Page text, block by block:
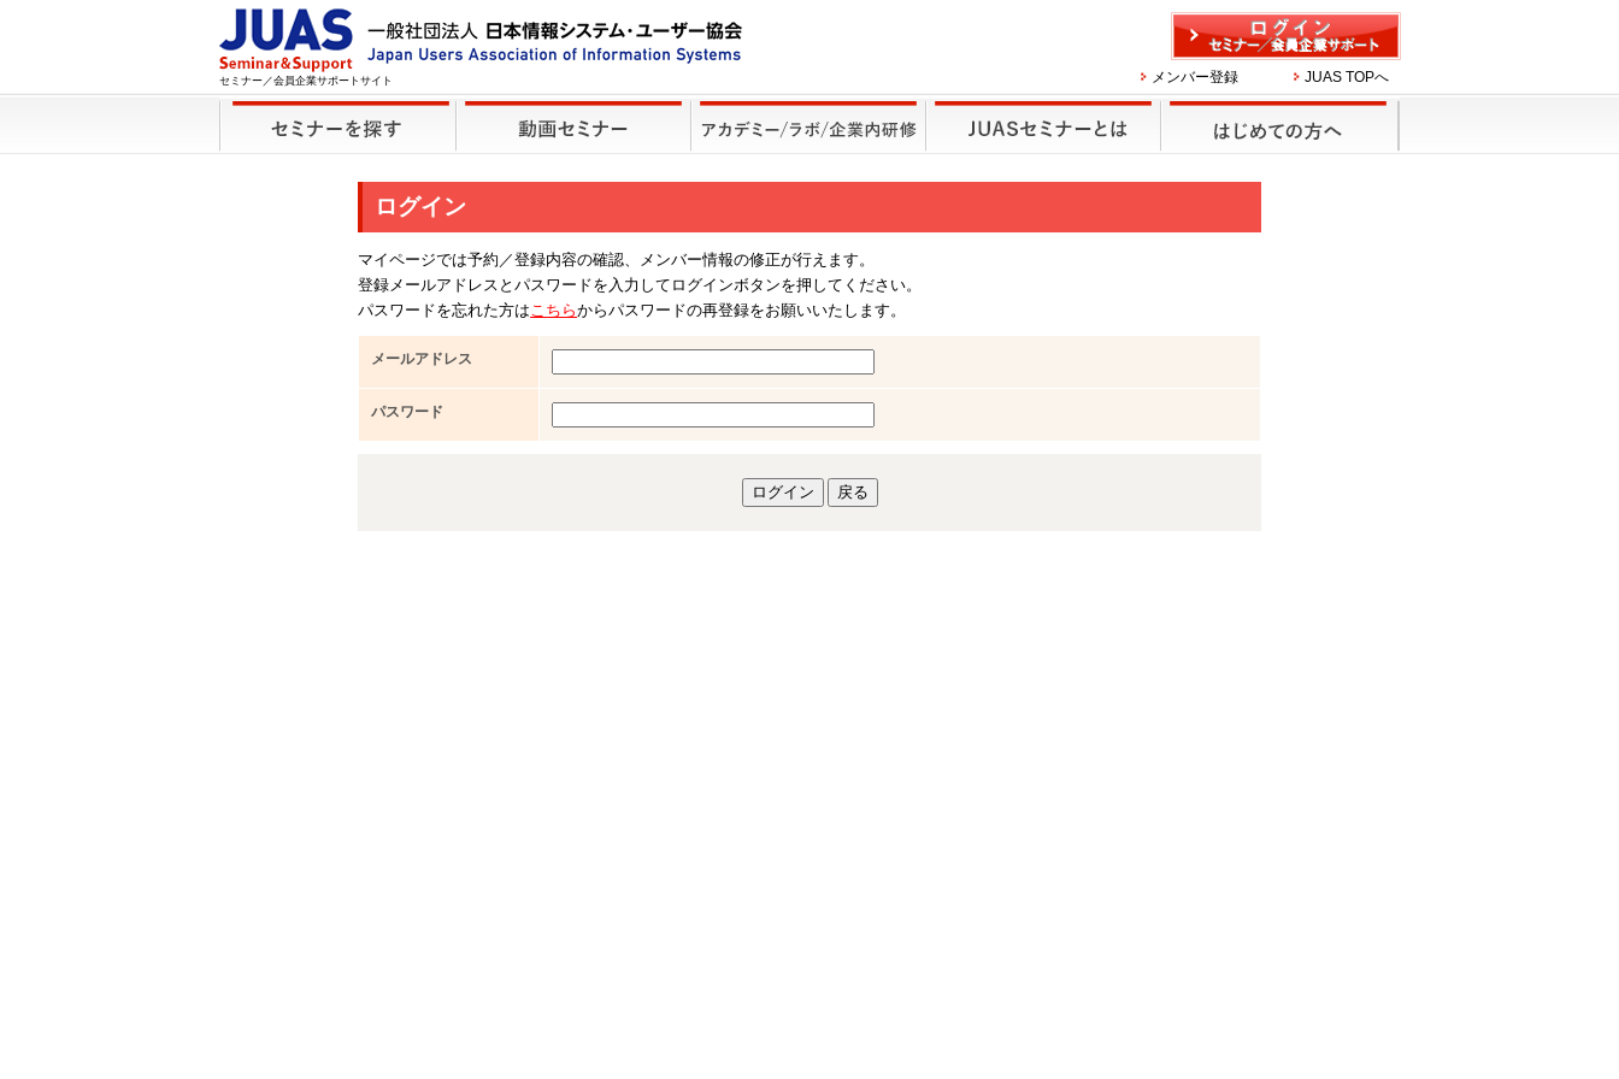
セミナー／会員企業サポートサイト メンバー登録 JUAS TOPへ
ログイン
マイページでは予約／登録内容の確認、メンバー情報の修正が行えます。
登録メールアドレスとパスワードを入力してログインボタンを押してください。
パスワードを忘れた方はこちらからパスワードの再登録をお願いいたします。
メールアドレス
パスワード